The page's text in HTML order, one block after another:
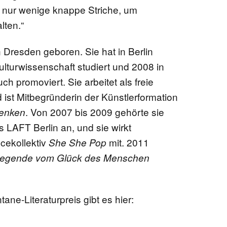
wenige knappe Striche, um
geboren. Sie hat in Berlin
studiert und 2008 in
promoviert. Sie arbeitet als freie
Mitbegründerin der Künstlerformation
. Von 2007 bis 2009 gehörte sie
LAFT Berlin an, und sie wirkt
She She Pop mit. 2011
vom Glück des Menschen
Literaturpreis gibt es hier: